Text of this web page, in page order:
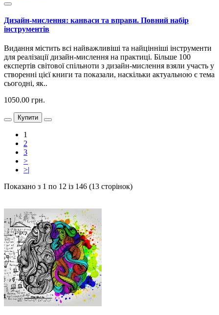
Дизайн-мислення: канваси та вправи. Повний набір
інструментів
Видання містить всі найважливіші та найцінніші інструменти
для реалізації дизайн-мислення на практиці. Більше 100
експертів світової спільноти з дизайн-мислення взяли участь у
створенні цієї книги та показали, наскільки актуальною є тема
сьогодні, як..
1050.00 грн.
Купити
1
2
3
>
>|
Показано з 1 по 12 із 146 (13 сторінок)